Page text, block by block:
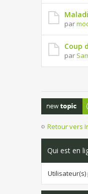
par
Coup
par
Publier un
nouveau sujet
Retour vers
Qui est en